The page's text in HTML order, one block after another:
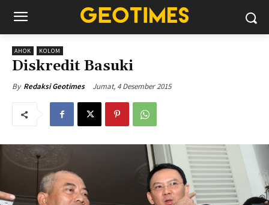
AHOK KOLOM
Diskredit Basuki
By Redaksi Geotimes Jumat, 4 Desember 2015